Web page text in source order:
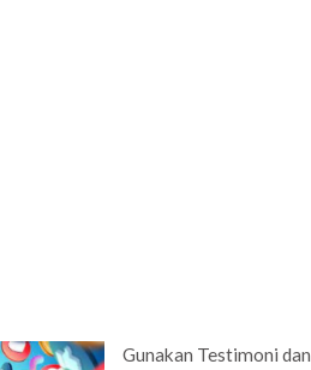
Gunakan Testimoni dan